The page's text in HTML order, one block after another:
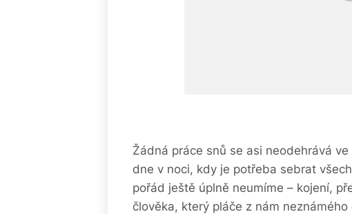
Žádná práce snů se asi neodehrává
dne v noci, kdy je potřeba sebrat
pořád ještě úplně neumíme – kojení,
člověka, který pláče z nám